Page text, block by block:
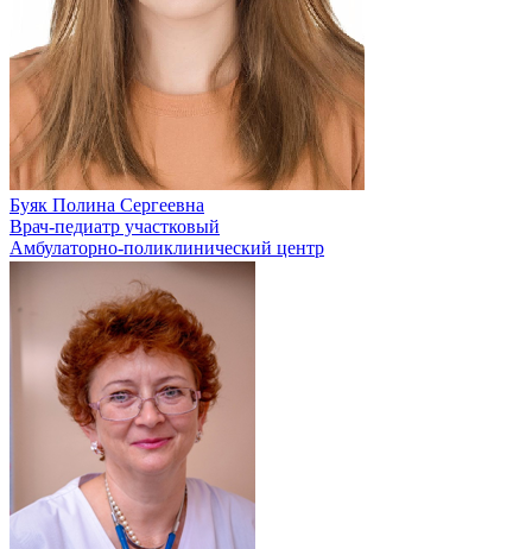
Буяк Полина Сергеевна
Врач-педиатр участковый
Амбулаторно-поликлинический центр